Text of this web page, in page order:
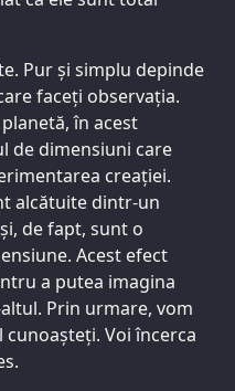
Pur și simplu depinde
faceți observația.
în acest
de dimensiuni care
creației.
alcătuite dintr-un
de fapt, sunt o
Acest efect
a putea imagina
Prin urmare, vom
Voi încerca